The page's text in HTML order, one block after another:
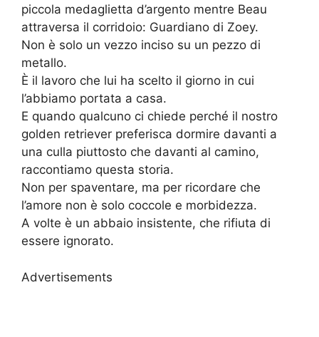
piccola medaglietta d’argento mentre Beau
attraversa il corridoio: Guardiano di Zoey.
Non è solo un vezzo inciso su un pezzo di
metallo.
È il lavoro che lui ha scelto il giorno in cui
l’abbiamo portata a casa.
E quando qualcuno ci chiede perché il nostro
golden retriever preferisca dormire davanti a
una culla piuttosto che davanti al camino,
raccontiamo questa storia.
Non per spaventare, ma per ricordare che
l’amore non è solo coccole e morbidezza.
A volte è un abbaio insistente, che rifiuta di
essere ignorato.
Advertisements